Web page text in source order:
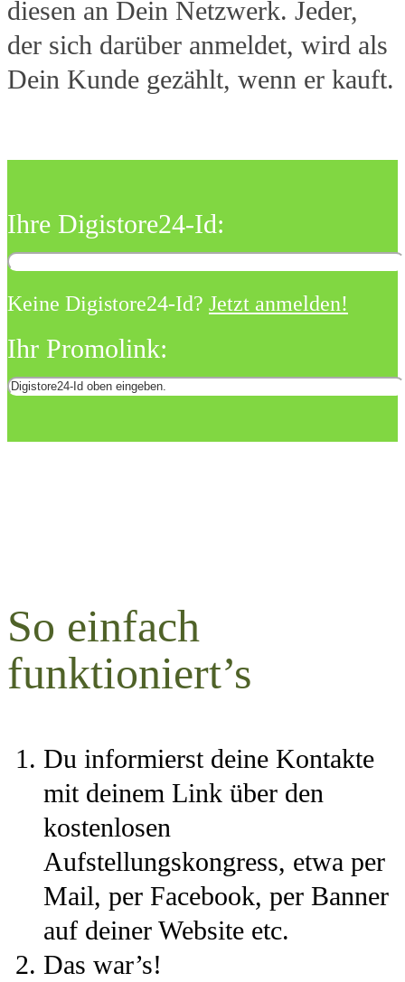
diesen an Dein Netzwerk. Jeder,
der sich darüber anmeldet, wird als
Dein Kunde gezählt, wenn er kauft.
Ihre Digistore24-Id:
Keine Digistore24-Id? Jetzt anmelden!
Ihr Promolink:
So einfach
funktioniert’s
Du informierst deine Kontakte
mit deinem Link über den
kostenlosen
Aufstellungskongress, etwa per
Mail, per Facebook, per Banner
auf deiner Website etc.
Das war’s!